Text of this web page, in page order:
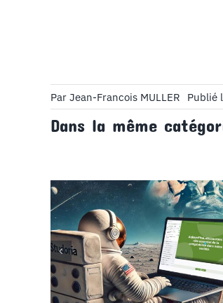
Par Jean-Francois MULLER Publié
Dans la même
plateforme
d’apprentissage
complète pour le BTS
Comptabilité et
Gestion